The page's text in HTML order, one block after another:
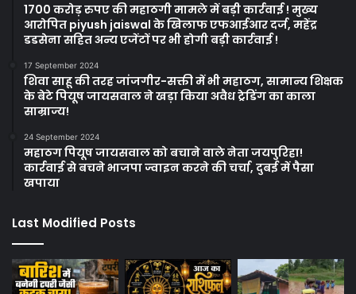
1700 करोड़ रुपए की महाठगी मामले में बड़ी कार्रवाई ! मुख्य
आरोपित piyush jaiswal के खिलाफ एफआईआर दर्ज, महेंद्र
डडसेना सहित अन्य एजेंटों पर भी होगी बड़ी कार्रवाई !
17 September 2024
शिवा साहू की तरह जांजगीर-सक्ती में भी महाठग, सामान्य शिक्षक
के बेटे पियूष जायसवाल ने खड़ा किया अवैध ट्रेडिंग का काला
साम्राज्य!
24 September 2024
महाठग पियूष जायसवाल को बचाने वाले नेता जयपुरिहा!
कार्रवाई से बचने भाजपा ज्वाइन करने की चर्चा, दुबई में पैसा
खपाया
Last Modified Posts